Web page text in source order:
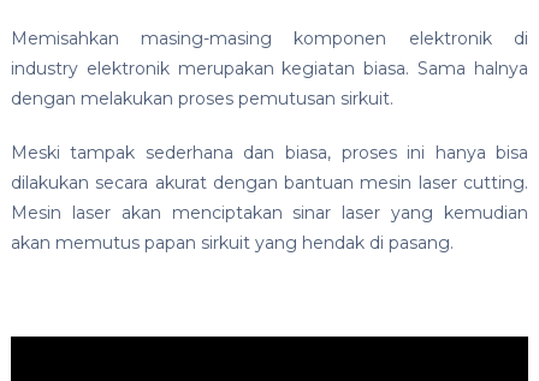
Memisahkan masing-masing komponen elektronik di
industry elektronik merupakan kegiatan biasa. Sama halnya
dengan melakukan proses pemutusan sirkuit.
Meski tampak sederhana dan biasa, proses ini hanya bisa
dilakukan secara akurat dengan bantuan mesin laser cutting.
Mesin laser akan menciptakan sinar laser yang kemudian
akan memutus papan sirkuit yang hendak di pasang.